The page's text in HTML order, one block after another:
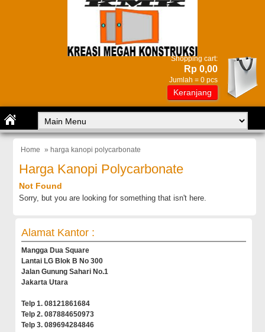
Shopping cart:
Rp 0,00
Jumlah = 0 pcs
Keranjang
Home » harga kanopi polycarbonate
Harga Kanopi Polycarbonate
Not Found
Sorry, but you are looking for something that isn't here.
Alamat Kantor :
Mangga Dua Square
Lantai LG Blok B No 300
Jalan Gunung Sahari No.1
Jakarta Utara
Telp 1. 08121861684
Telp 2. 087884650973
Telp 3. 089694284846